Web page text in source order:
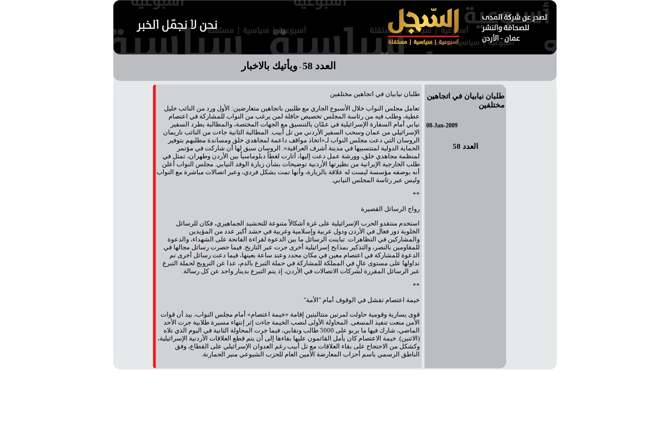
العدد 58 - ويأتيك بالاخبار
طلبان نيابيان في اتجاهين مختلفين
تعامل مجلس النواب خلال الأسبوع الجاري مع طلبين باتجاهين متعارضين: الأول ورد من النائب خليل
عطية، وطلب فيه من رئاسة المجلس تخصيص حافلة لمن يرغب من النواب للمشاركة في اعتصام
نيابي أمام السفارة الإسرائيلية في عمّان بالتنسيق مع الجهات المختصة، والمطالبة بطرد السفير
الإسرائيلي من عمان وسحب السفير الأردني من تل أبيب. المطالبة الثانية جاءت من النائب ناريمان
الروسان التي دعت مجلس النواب لـ«اتخاذ مواقف داعمة لمجاهدي خلق ومساندة مطلبهم بتوفير
الحماية الدولية لمنتسبيها في مدينة أشرف العراقية». الروسان سبق لها أن شاركت في مؤتمر
لمنظمة مجاهدي خلق، وورشة عمل دعت إليها، أثارت لغطاً دبلوماسياً بين الأردن وطهران، تمثل في
طلب الخارجية الإيرانية من نظيرتها الأردنية توضيحات بشأن زيارة الوفد النيابي. مجلس النواب أعلن
أنه بوصفه مؤسسة ليست له علاقة بالزيارة، وأنها تمت بشكل فردي، وعبر اتصالات مباشرة مع النواب
وليس عبر رئاسة المجلس النيابي.
**
رواج الرسائل القصيرة
استخدم منتقدو الحرب الإسرائيلية على غزة أشكالاً متنوعة للتحشيد الجماهيري، فكان للرسائل
الخلوية دور فعال في الأردن ودول عربية وإسلامية وغربية في حشد أكبر عدد من المؤيدين
والمشاركين في التظاهرات. تباينت الرسائل ما بين الدعوة لقراءة الفاتحة على الشهداء، والدعوة
للمقاومين بالنصر، والتذكير بمذابح إسرائيلية أخرى جرت عبر التاريخ. فيما حصرت رسائل مجالها في
الدعوة للمشاركة في اعتصام معين في مكان محدد وعند ساعة بعينها، فيما دعت رسائل أخرى تم
تداولها على مستوى عالٍ في المملكة للمشاركة في حملة التبرع بالدم، عدا عن الترويج لحملة التبرع
عبر الرسائل المقررة لشركات الاتصالات في الأردن، إذ يتم التبرع بدينار واحد عن كل رسالة.
**
خيمة اعتصام تفشل في الوقوف أمام "الأمة"
قوى يسارية وقومية حاولت لمرتين متتاليتين إقامة «خيمة اعتصام» أمام مجلس النواب، بيد أن قوات
الأمن منعت تنفيذ المسعى. المحاولة الأولى لنصب الخيمة جاءت إثر إنتهاء مسيرة طلابية جرت الأحد
الماضي، شارك فيها ما يربو على 5000 طالب ونقابي، فيما جرت المحاولة الثانية في اليوم الذي تلاه
(الاثنين). خيمة الاعتصام كان يأمل القائمون عليها بقاءها إلى أن يتم قطع العلاقات الأردنية الإسرائيلية،
وكشكل من الاحتجاج على بقاء العلاقات مع تل أبيب رغم العدوان الإسرائيلي على القطاع، وفق
الناطق الرسمي باسم أحزاب المعارضة الأمين العام للحزب الشيوعي منير الحمارنة.
طلبان نيابيان في اتجاهين
مختلفين
08-Jan-2009
العدد 58